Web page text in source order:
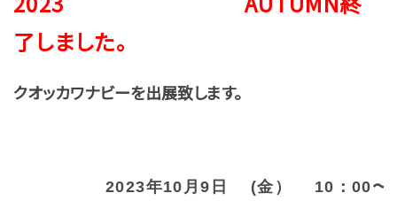
了しました。
クオッカワナビーを出展致します。
2023年10月9日 (金） 10：00〜